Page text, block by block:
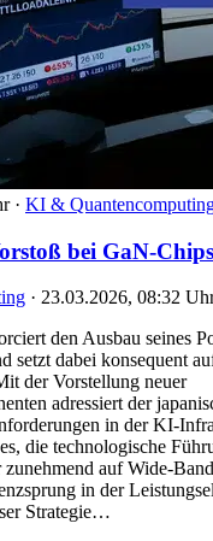
· KI &
bei GaN-Chips
· 23.03.2026, 08:32
den Ausbau seines
setzt dabei konsequent
der Vorstellung neuer
adressiert der
in der KI-
die technologische
auf Wide-
in der
Strategie…